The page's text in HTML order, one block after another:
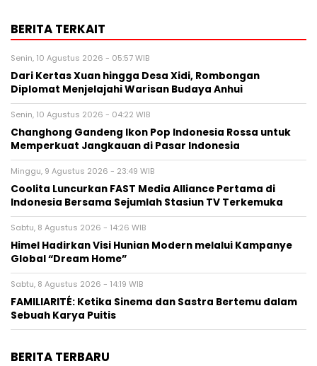
BERITA TERKAIT
Senin, 10 Agustus 2026 - 05:57 WIB
Dari Kertas Xuan hingga Desa Xidi, Rombongan
Diplomat Menjelajahi Warisan Budaya Anhui
Senin, 10 Agustus 2026 - 04:22 WIB
Changhong Gandeng Ikon Pop Indonesia Rossa untuk
Memperkuat Jangkauan di Pasar Indonesia
Minggu, 9 Agustus 2026 - 23:49 WIB
Coolita Luncurkan FAST Media Alliance Pertama di
Indonesia Bersama Sejumlah Stasiun TV Terkemuka
Sabtu, 8 Agustus 2026 - 14:26 WIB
Himel Hadirkan Visi Hunian Modern melalui Kampanye
Global “Dream Home”
Sabtu, 8 Agustus 2026 - 14:19 WIB
FAMILIARITÉ: Ketika Sinema dan Sastra Bertemu dalam
Sebuah Karya Puitis
BERITA TERBARU